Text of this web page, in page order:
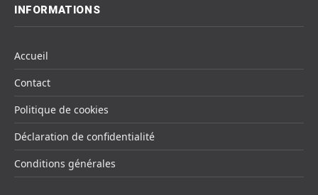
INFORMATIONS
Accueil
Contact
Politique de cookies
Déclaration de confidentialité
Conditions générales